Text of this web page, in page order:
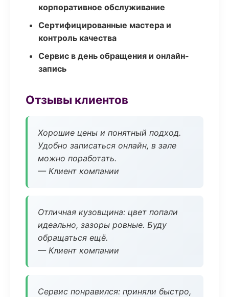
корпоративное обслуживание
Сертифицированные мастера и
контроль качества
Сервис в день обращения и онлайн-
запись
Отзывы клиентов
Хорошие цены и понятный подход.
Удобно записаться онлайн, в зале
можно поработать.
— Клиент компании
Отличная кузовщина: цвет попали
идеально, зазоры ровные. Буду
обращаться ещё.
— Клиент компании
Сервис понравился: приняли быстро,